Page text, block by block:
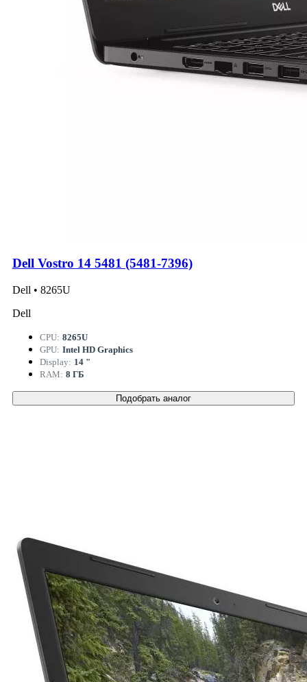
Dell Vostro 14 5481 (5481-7396)
Dell • 8265U
Dell
CPU: 8265U
GPU: Intel HD Graphics
Display: 14 "
RAM: 8 ГБ
Подобрать аналог